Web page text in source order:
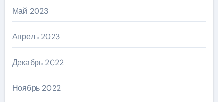
Май 2023
Апрель 2023
Декабрь 2022
Ноябрь 2022